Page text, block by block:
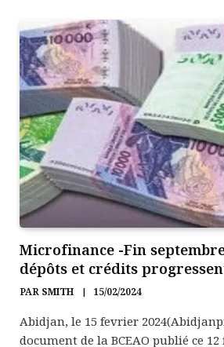
Microfinance -Fin
dépôts et crédits
PAR SMITH 15/02/2024
Abidjan, le 15 fevrier
document de la BCEAO publié ce